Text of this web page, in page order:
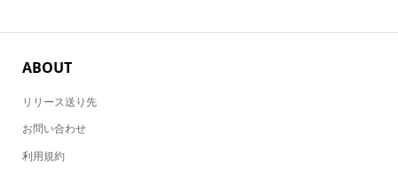
ABOUT
リリース送り先
お問い合わせ
利用規約